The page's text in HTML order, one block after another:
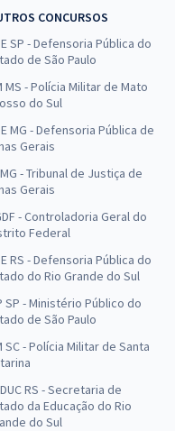
CONCURSOS
SP - Defensoria Pública do
de São Paulo
MS - Polícia Militar de Mato
do Sul
MG - Defensoria Pública de
Gerais
- Tribunal de Justiça de
Gerais
- Controladoria Geral do
Federal
RS - Defensoria Pública do
do Rio Grande do Sul
SP - Ministério Público do
de São Paulo
SC - Polícia Militar de Santa
RS - Secretaria de
da Educação do Rio
do Sul